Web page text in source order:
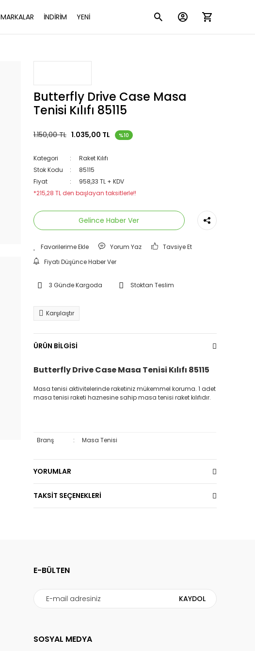
MARKALAR İNDİRİM YENİ
Butterfly Drive Case Masa
Tenisi Kılıfı 85115
1.150,00 TL 1.035,00 TL %10
Kategori
Raket Kılıfı
Stok Kodu
85115
Fiyat
958,33 TL + KDV
*215,28 TL den başlayan taksitlerle!!
Gelince Haber Ver
Yorum Yaz
Tavsiye Et
Fiyatı Düşünce Haber Ver
3 Günde Kargoda Stoktan Teslim
Karşılaştır
ÜRÜN BİLGİSİ
Butterfly Drive Case Masa Tenisi Kılıfı 85115
Masa tenisi aktivitelerinde raketiniz mükemmel koruma. 1 adet
masa tenisi raketi haznesine sahip masa tenisi raket kılıfıdır.
Branş : Masa Tenisi
YORUMLAR
TAKSİT SEÇENEKLERİ
E-BÜLTEN
KAYDOL
SOSYAL MEDYA